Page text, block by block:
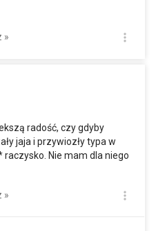
»
radość, czy gdyby
jaja i przywiozły typa w
raczysko. Nie mam dla niego
»